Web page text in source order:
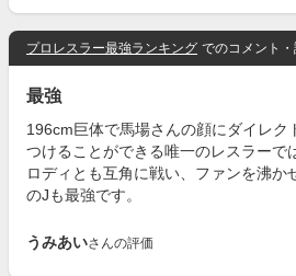
プロレスラー最強ランキング でのコメント・
最強
196cm巨体で馬場さんの顔にダイレク
つけることができる唯一のレスラーで
ロディとも互角に戦い、ファンを沸か
のJも最強です。
うみあいさんの評価